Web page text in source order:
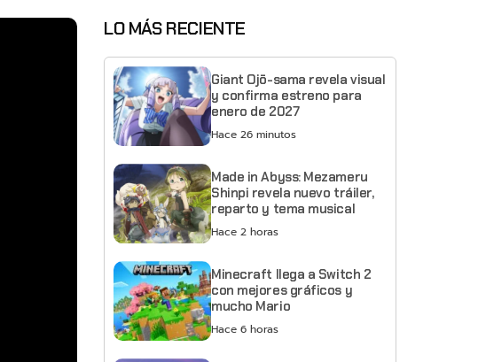
LO MÁS RECIENTE
Giant Ojō-sama revela visual
y confirma estreno para
enero de 2027
Hace 26 minutos
Made in Abyss: Mezameru
Shinpi revela nuevo tráiler,
reparto y tema musical
Hace 2 horas
Minecraft llega a Switch 2
con mejores gráficos y
mucho Mario
Hace 6 horas